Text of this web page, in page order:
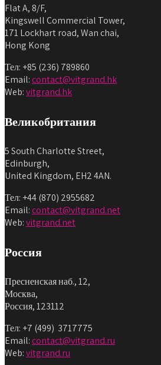
Flat A, 8/F,
Kingswell Commercial Tower,
171 Lockhart road, Wan chai,
Hong Kong
Тел: +85 (236) 789860
Email:contact@vitgrand.hk
Web:vitgrand.hk
Великобритания
5 South Charlotte Street,
Edinburgh,
United Kingdom, EH2 4AN.
Тел: +44 (870) 2955682
Email:contact@vitgrand.net
Web:vitgrand.net
Россия
Пресненская наб., 12,
Москва,
Россия, 123112
Тел: +7 (499) 3717775
Email:contact@vitgrand.ru
Web:vitgrand.ru